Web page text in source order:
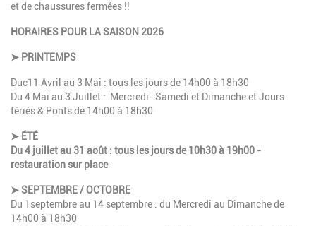
et de chaussures fermées !!
HORAIRES POUR LA SAISON 2026
➤ PRINTEMPS
Duc11 Avril au 3 Mai : tous les jours de 14h00 à 18h30
Du 4 Mai au 3 Juillet : Mercredi- Samedi et Dimanche et Jours
fériés & Ponts de 14h00 à 18h30
➤ ÉTÉ
Du 4 juillet au 31 août : tous les jours de 10h30 à 19h00 -
restauration sur place
➤ SEPTEMBRE / OCTOBRE
Du 1septembre au 14 septembre : du Mercredi au Dimanche de
14h00 à 18h30